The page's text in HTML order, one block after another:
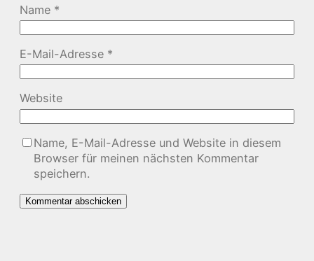
Name *
E-Mail-Adresse *
Website
Name, E-Mail-Adresse und Website in diesem
Browser für meinen nächsten Kommentar
speichern.